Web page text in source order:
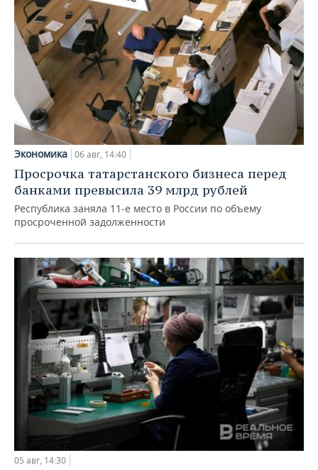
Экономика 06 авг, 14:40
Просрочка татарстанского бизнеса перед
банками превысила 39 млрд рублей
Республика заняла 11-е место в России по объему
просроченной задолженности
05 авг, 14:30